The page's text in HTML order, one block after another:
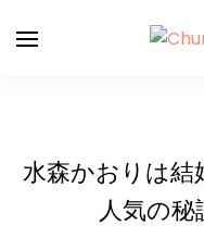
水森かおりは結
人気の秘